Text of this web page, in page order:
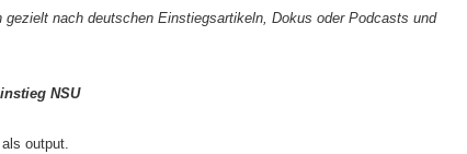
nach deutschen Einstiegsartikeln, Dokus oder Podcasts und
NSU
output.